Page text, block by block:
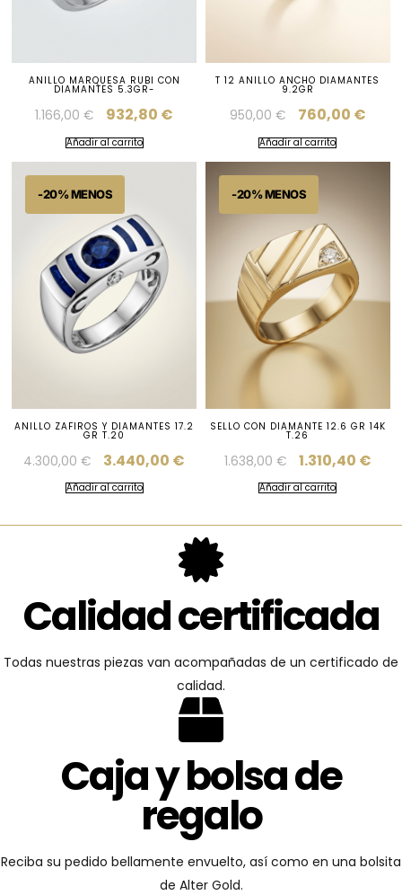
ANILLO MARQUESA RUBI CON
DIAMANTES 5.3GR-
1.166,00€ 932,80 €
Añadir al carrito
T 12 ANILLO ANCHO DIAMANTES
9.2GR
950,00 € 760,00 €
Añadir al carrito
ANILLO ZAFIROS Y DIAMANTES 17.2
GR T.20
4.300,00€ 3.440,00 €
Añadir al carrito
SELLO CON DIAMANTE 12.6 GR 14K
T.26
1.638,00 € 1.310,40 €
Añadir al carrito
Calidad certificada
Todas nuestras piezas van acompañadas de un certificado de
calidad.
Caja y bolsa de
regalo
Reciba su pedido bellamente envuelto, así como en una bolsita
de Alter Gold.